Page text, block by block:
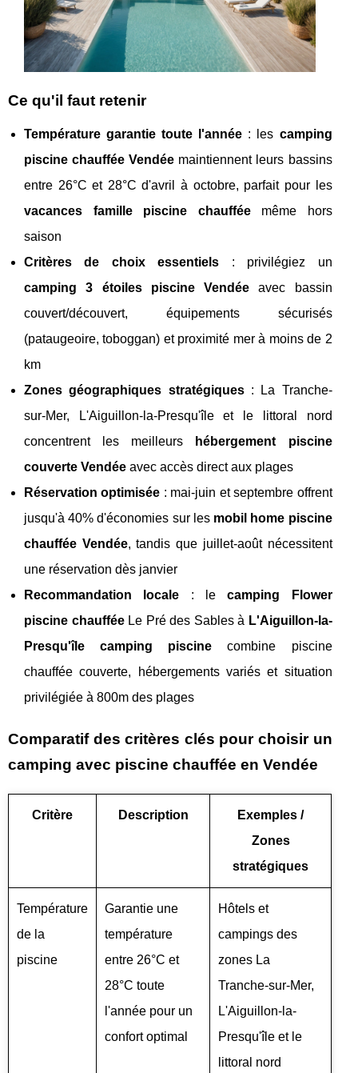
Ce qu'il faut retenir
Température garantie toute l'année : les camping
piscine chauffée Vendée maintiennent leurs bassins
entre 26°C et 28°C d'avril à octobre, parfait pour les
vacances famille piscine chaufféemême hors
saison
Critères de choix essentiels : privilégiez un
camping 3 étoiles piscine Vendée avec bassin
couvert/découvert, équipements sécurisés
(pataugeoire, toboggan) et proximité mer à moins de 2
km
Zones géographiques stratégiques: La Tranche-
sur-Mer, L'Aiguillon-la-Presqu'île et le littoral nord
concentrent les meilleurs
hébergement piscine
couverte Vendée avec accès direct aux plages
Réservation optimisée : mai-juin et septembre offrent
jusqu'à 40% d'économies sur les mobil home piscine
chauffée Vendée, tandis que juillet-août nécessitent
une réservation dès janvier
Recommandation locale : lecamping Flower
piscine chaufféeLe Pré des Sables à L'Aiguillon-la-
Presqu'île camping piscine combine piscine
chauffée couverte, hébergements variés et situation
privilégiée à 800m des plages
Comparatif des critères clés pour choisir un
camping avec piscine chauffée en Vendée
Critère Description
Exemples /
Zones
stratégiques
Température
de la
piscine
Garantie une
température
entre 26°C et
28°C toute
l'année pour un
confort optimal
Hôtels et
campings des
zones La
Tranche-sur-Mer,
L'Aiguillon-la-
Presqu'île et le
littoral nord